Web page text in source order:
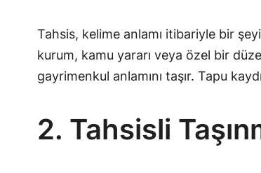
Tahsis, kelime anlamı itibariyle bir
kurum, kamu yararı veya özel bir
gayrimenkul anlamını taşır. Tapu
2. Tahsisli